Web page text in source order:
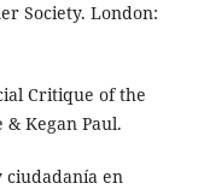
Society. London:
Critique of the
Kegan Paul.
ciudadanía en